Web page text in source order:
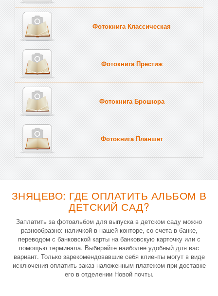
Фотокнига Классическая
Фотокнига Престиж
Фотокнига Брошюра
Фотокнига Планшет
ЗНЯЦЕВО: ГДЕ ОПЛАТИТЬ АЛЬБОМ В
ДЕТСКИЙ САД?
Заплатить за фотоальбом для выпуска в детском саду можно
разнообразно: наличкой в нашей конторе, со счета в банке,
переводом с банковской карты на банковскую карточку или с
помощью терминала. Выбирайте наиболее удобный для вас
вариант. Только зарекомендовавшие себя клиенты могут в виде
исключения оплатить заказ наложенным платежом при доставке
его в отделении Новой почты.